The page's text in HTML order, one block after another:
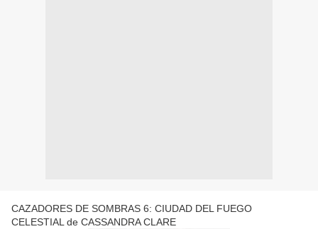
CAZADORES DE SOMBRAS 6: CIUDAD DEL FUEGO
CELESTIAL de CASSANDRA CLARE